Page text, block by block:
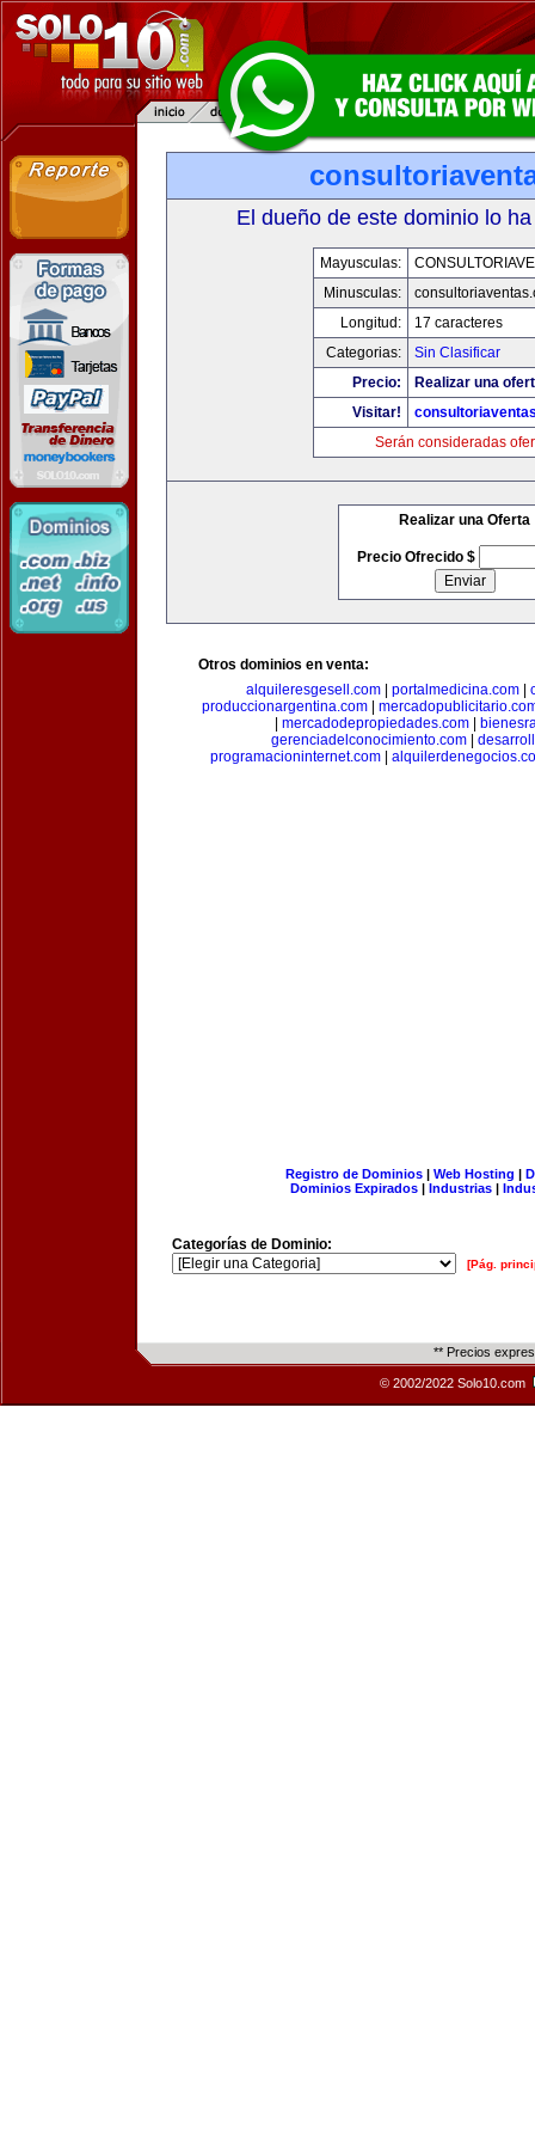
El dueño de este dominio lo
Mayusculas:
Minusculas:
Longitud:
17 caracteres
Categorias:
Sin Clasificar
Precio:
Realizar una
Visitar!
Serán consideradas
Realizar una Oferta
Precio Ofrecido $
Otros dominios en venta:
alquileresgesell.com
portalmedicina.com
produccionargentina.com|
mercadodepropiedades.com
gerenciadelconocimiento.com|
programacioninternet.com|
Registro de Dominios| Web Hosting |
Dominios Expirados | Industrias |
Categorías de Dominio:
[Pág.
** Precios
© 2002/2022 Solo10.com